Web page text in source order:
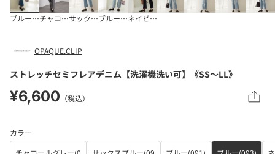
ブルー(093)チャコールグレー(0
サックスブルー(09
ブルー(091)ネイビー(094)
OPAQUE.CLIP
ストレッチセミフレアデニム【洗濯機洗い可】《SS～LL》
¥6,600 （税込）
カラー